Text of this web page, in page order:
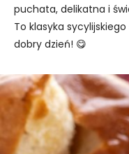
puchata, delikatna i
To klasyka
dobry dzień! 😋